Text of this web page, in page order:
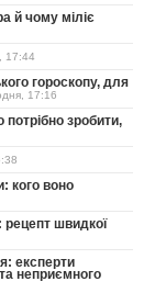
й чому міліє
17:44
гороскопу, для
17:16
зробити,
кого воно
рецепт швидкої
експерти
неприємного